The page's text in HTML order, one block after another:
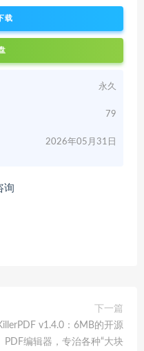
载
永久
79
2026年05月31日
询
下一篇
v1.4.0：6MB的开源
PDF编辑器，专治各种“大块